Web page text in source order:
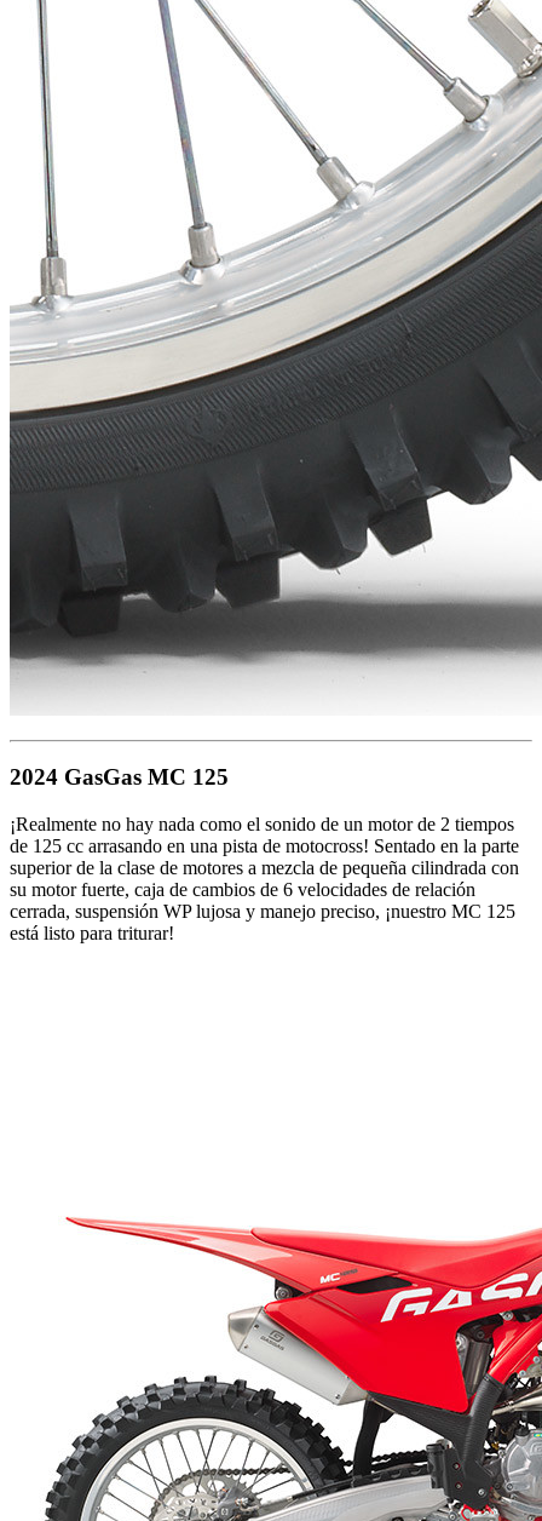
2024 GasGas MC 125
¡Realmente no hay nada como el sonido de un motor de 2 tiempos
de 125 cc arrasando en una pista de motocross! Sentado en la parte
superior de la clase de motores a mezcla de pequeña cilindrada con
su motor fuerte, caja de cambios de 6 velocidades de relación
cerrada, suspensión WP lujosa y manejo preciso, ¡nuestro MC 125
está listo para triturar!